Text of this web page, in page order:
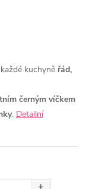
kuchyně řád,
černým víčkem
. Detailní